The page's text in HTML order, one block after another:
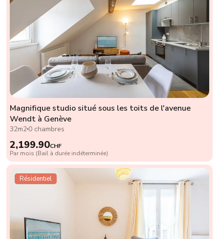
Magnifique studio situé sous les toits de l'avenue
Wendt à Genève
32m2 0 chambres
2,199.90CHF
Par mois (Bail à durée indéterminée)
Résidentiel